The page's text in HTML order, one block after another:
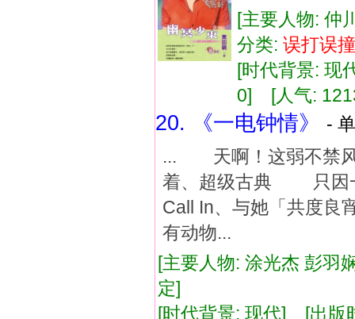
[主要人物:
分类: 误打误撞
[时代背景:
0] [人气:
20. 《一电钟情》
-
... 天啊！这弱不禁
着、超级古典 只因
Call In、与她「共度
有动物...
[主要人物: 涂光杰 彭
定]
[时代背景: 现代] [出